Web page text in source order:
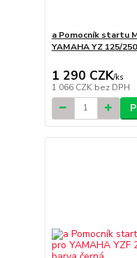
a Pomocník startu
YAMAHA YZ 125/
1 290 CZK/ks
1 066 CZK bez DPH